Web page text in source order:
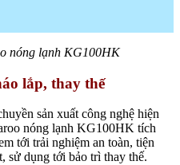
nóng lạnh KG100HK
lắp, thay thế
sản xuất công nghệ hiện
nóng lạnh KG100HK tích
tới trải nghiệm an toàn, tiện
sử dụng tới bảo trì thay thế.